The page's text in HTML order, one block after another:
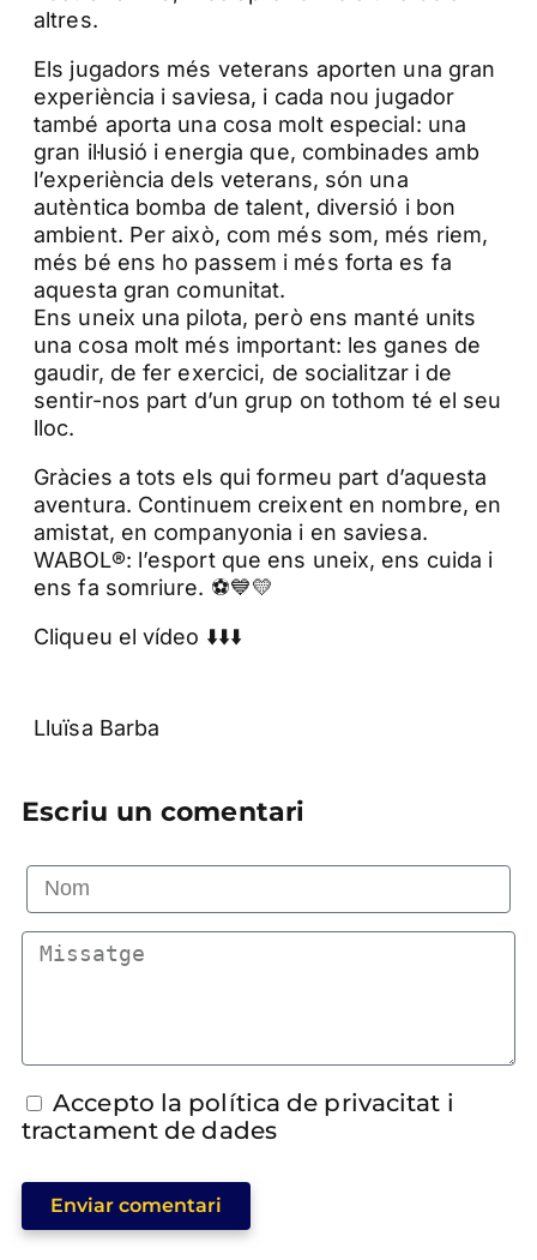
altres.
Els jugadors més veterans aporten una gran
experiència i saviesa, i cada nou jugador
també aporta una cosa molt especial: una
gran il·lusió i energia que, combinades amb
l’experiència dels veterans, són una
autèntica bomba de talent, diversió i bon
ambient. Per això, com més som, més riem,
més bé ens ho passem i més forta es fa
aquesta gran comunitat.
Ens uneix una pilota, però ens manté units
una cosa molt més important: les ganes de
gaudir, de fer exercici, de socialitzar i de
sentir-nos part d’un grup on tothom té el seu
lloc.
Gràcies a tots els qui formeu part d’aquesta
aventura. Continuem creixent en nombre, en
amistat, en companyonia i en saviesa.
WABOL®: l’esport que ens uneix, ens cuida i
ens fa somriure. ⚽💙💛
Cliqueu el vídeo ⬇️⬇️⬇️
Lluïsa Barba
Escriu un comentari
Accepto la política de privacitat i
tractament de dades
Enviar comentari